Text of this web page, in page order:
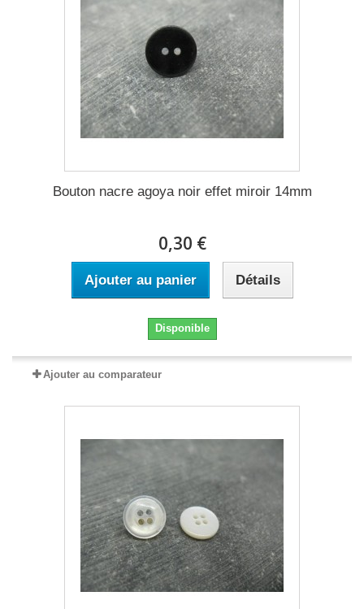
Bouton nacre agoya noir effet miroir 14mm
0,30 €
Ajouter au panier Détails
Disponible
Ajouter au comparateur